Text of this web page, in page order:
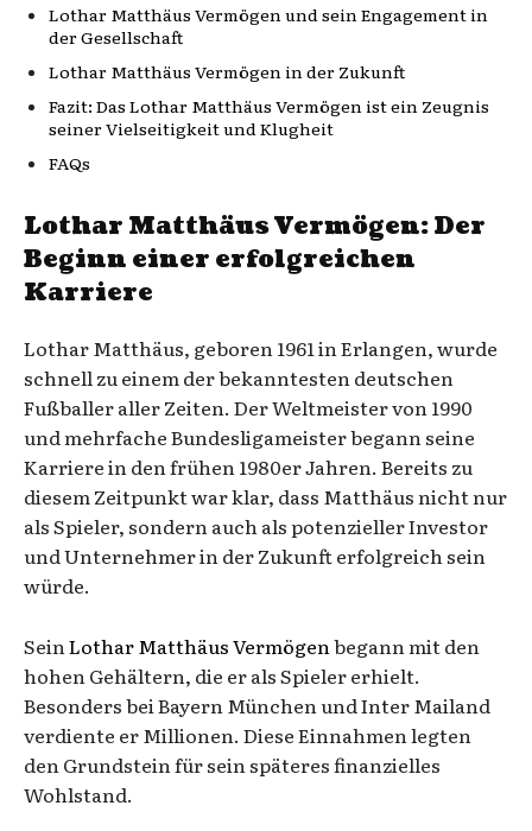
Lothar Matthäus Vermögen und sein Engagement in
der Gesellschaft
Lothar Matthäus Vermögen in der Zukunft
Fazit: Das Lothar Matthäus Vermögen ist ein Zeugnis
seiner Vielseitigkeit und Klugheit
FAQs
Lothar Matthäus Vermögen: Der
Beginn einer erfolgreichen
Karriere
Lothar Matthäus, geboren 1961 in Erlangen, wurde
schnell zu einem der bekanntesten deutschen
Fußballer aller Zeiten. Der Weltmeister von 1990
und mehrfache Bundesligameister begann seine
Karriere in den frühen 1980er Jahren. Bereits zu
diesem Zeitpunkt war klar, dass Matthäus nicht nur
als Spieler, sondern auch als potenzieller Investor
und Unternehmer in der Zukunft erfolgreich sein
würde.
SeinLothar Matthäus Vermögenbegann mit den
hohen Gehältern, die er als Spieler erhielt.
Besonders bei Bayern München und Inter Mailand
verdiente er Millionen. Diese Einnahmen legten
den Grundstein für sein späteres finanzielles
Wohlstand.